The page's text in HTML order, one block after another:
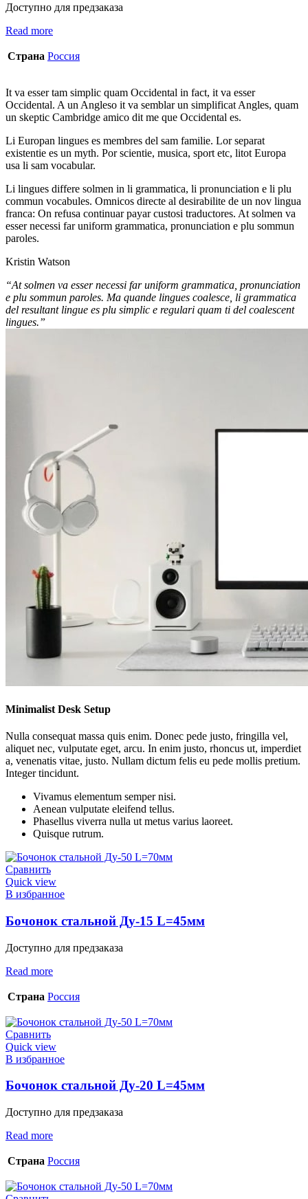
Доступно для предзаказа
Read more
Страна Россия
It va esser tam simplic quam Occidental in fact, it va esser
Occidental. A un Angleso it va semblar un simplificat Angles, quam
un skeptic Cambridge amico dit me que Occidental es.
Li Europan lingues es membres del sam familie. Lor separat
existentie es un myth. Por scientie, musica, sport etc, litot Europa
usa li sam vocabular.
Li lingues differe solmen in li grammatica, li pronunciation e li plu
commun vocabules. Omnicos directe al desirabilite de un nov lingua
franca: On refusa continuar payar custosi traductores. At solmen va
esser necessi far uniform grammatica, pronunciation e plu sommun
paroles.
Kristin Watson
“At solmen va esser necessi far uniform grammatica, pronunciation
e plu sommun paroles. Ma quande lingues coalesce, li grammatica
del resultant lingue es plu simplic e regulari quam ti del coalescent
lingues.”
Minimalist Desk Setup
Nulla consequat massa quis enim. Donec pede justo, fringilla vel,
aliquet nec, vulputate eget, arcu. In enim justo, rhoncus ut, imperdiet
a, venenatis vitae, justo. Nullam dictum felis eu pede mollis pretium.
Integer tincidunt.
Vivamus elementum semper nisi.
Aenean vulputate eleifend tellus.
Phasellus viverra nulla ut metus varius laoreet.
Quisque rutrum.
Сравнить
Quick view
В избранное
Бочонок стальной Ду-15 L=45мм
Доступно для предзаказа
Read more
Страна Россия
Сравнить
Quick view
В избранное
Бочонок стальной Ду-20 L=45мм
Доступно для предзаказа
Read more
Страна Россия